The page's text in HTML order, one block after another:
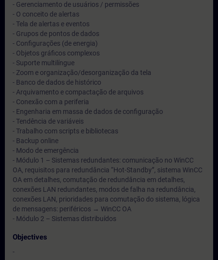
- Gerenciamento de usuários / permissões
- O conceito de alertas
- Tela de alertas e eventos
- Grupos de pontos de dados
- Configurações (de energia)
- Objetos gráficos complexos
- Suporte multilíngue
- Zoom e organização/desorganização da tela
- Banco de dados de histórico
- Arquivamento e compactação de arquivos
- Conexão com a periferia
- Engenharia em massa de dados de configuração
- Tendência de variáveis
- Trabalho com scripts e bibliotecas
- Backup online
- Modo de emergência
- Módulo 1 – Sistemas redundantes: comunicação no WinCC
OA, requisitos para redundância “Hot-Standby”, sistema WinCC
OA em detalhes, comutação de redundância em detalhes,
conexões LAN redundantes, modos de falha na redundância,
conexões LAN, prioridades para comutação do sistema, lógica
de mensagens: periféricos → WinCC OA
- Módulo 2 – Sistemas distribuídos
Objectives
-